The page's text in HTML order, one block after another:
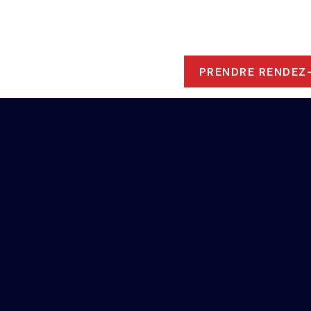
PRENDRE